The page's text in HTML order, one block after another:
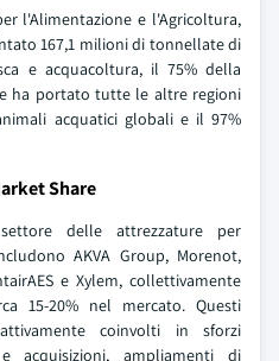
l'Alimentazione e l'Agricoltura,
167,1 milioni di tonnellate di
e acquacoltura, il 75% della
ha portato tutte le altre regioni
acquatici globali e il 97%
Share
delle attrezzature per
AKVA Group, Morenot,
e Xylem, collettivamente
15-20% nel mercato. Questi
coinvolti in sforzi
acquisizioni, ampliamenti di